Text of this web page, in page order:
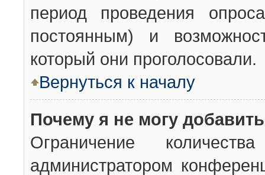
период проведения
постоянным) и
который они проголосовали.
Вернуться к началу
Почему я не могу
Ограничение
администратором